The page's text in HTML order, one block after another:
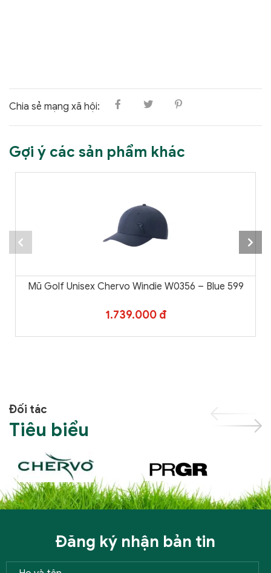
Chia sẻ mạng xã hội:
Gợi ý các sản phẩm khác
Mũ Golf Unisex Chervo Windie W0356 – Blue 599
1.739.000 đ
Đối tác
Tiêu biểu
Đăng ký nhận bản tin